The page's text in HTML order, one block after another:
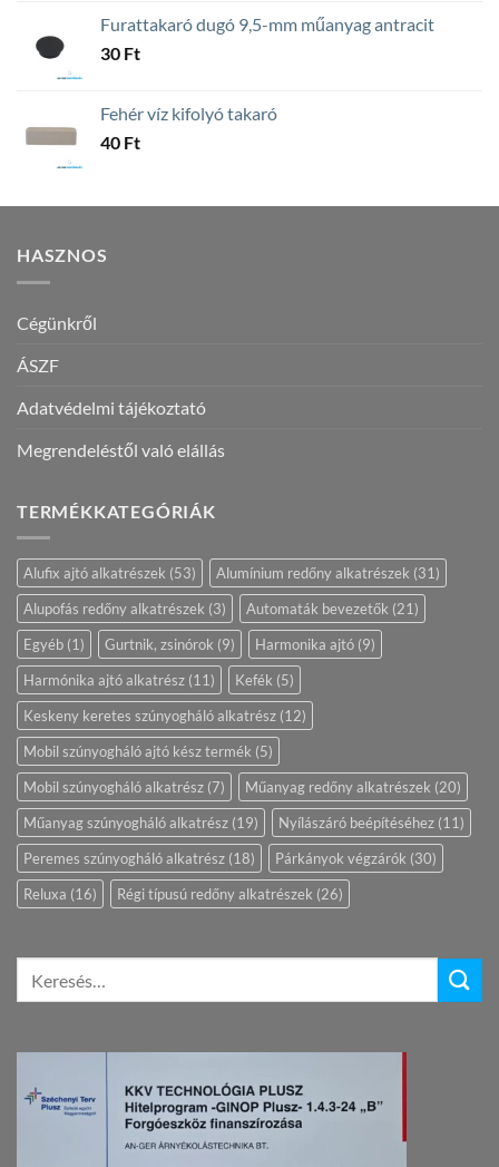
Furattakaró dugó 9,5-mm műanyag antracit
30 Ft
Fehér víz kifolyó takaró
40 Ft
HASZNOS
Cégünkről
ÁSZF
Adatvédelmi tájékoztató
Megrendeléstől való elállás
TERMÉKKATEGÓRIÁK
Alufix ajtó alkatrészek (53) Alumínium redőny alkatrészek (31)
Alupofás redőny alkatrészek (3) Automaták bevezetők (21)
Egyéb (1) Gurtnik, zsinórok (9) Harmonika ajtó (9)
Harmónika ajtó alkatrész (11) Kefék (5)
Keskeny keretes szúnyogháló alkatrész (12)
Mobil szúnyogháló ajtó kész termék (5)
Mobil szúnyogháló alkatrész (7) Műanyag redőny alkatrészek (20)
Műanyag szúnyogháló alkatrész (19) Nyílászáró beépítéséhez (11)
Peremes szúnyogháló alkatrész (18) Párkányok végzárók (30)
Reluxa (16) Régi típusú redőny alkatrészek (26)